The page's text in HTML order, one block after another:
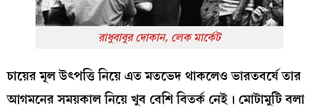
রাধুবাবুর দোকান, লেক মার্কেট
চায়ের মূল উৎপত্তি নিয়ে এত মতভেদ থাকলেও ভারতবর্ষে তার
আগমনের সময়কাল নিয়ে খুব বেশি বিতর্ক নেই। মোটামুটি বলা